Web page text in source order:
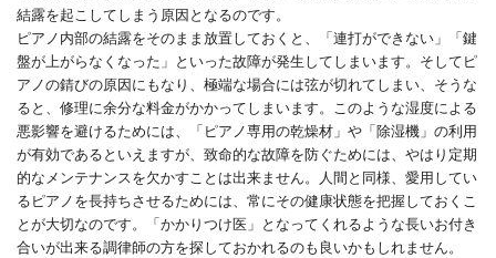
結露を起こしてしまう原因となるのです。
ピアノ内部の結露をそのまま放置しておくと、「連打ができない」「鍵
盤が上がらなくなった」といった故障が発生してしまいます。そしてピ
アノの錆びの原因にもなり、極端な場合には弦が切れてしまい、そうな
ると、修理に余分な料金がかかってしまいます。このような湿度による
悪影響を避けるためには、「ピアノ専用の乾燥材」や「除湿機」の利用
が有効であるといえますが、致命的な故障を防ぐためには、やはり定期
的なメンテナンスを欠かすことは出来ません。人間と同様、愛用してい
るピアノを長持ちさせるためには、常にその健康状態を把握しておくこ
とが大切なのです。「かかりつけ医」となってくれるような長いお付き
合いが出来る調律師の方を探しておかれるのも良いかもしれません。